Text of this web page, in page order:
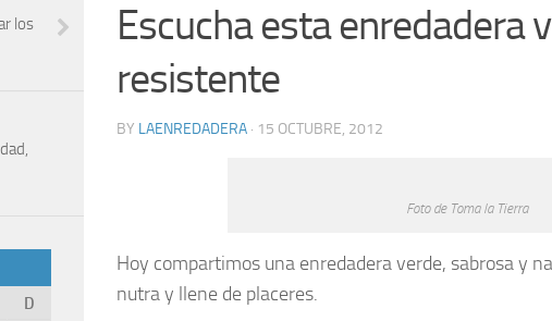
Escucha esta enredadera
resistente
BY LAENREDADERA · 15 OCTUBRE, 2012
Foto de Toma la Tierra
Hoy compartimos una enredadera verde, sabrosa y
nutra y llene de placeres.
los
D